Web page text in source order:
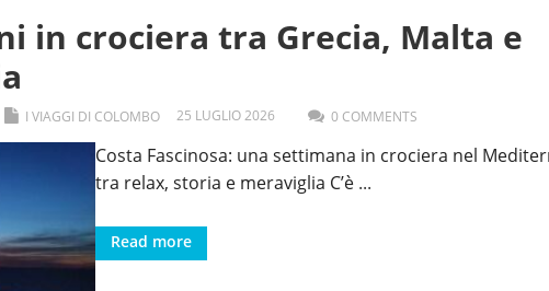
in crociera tra Grecia, Malta e
I VIAGGI DI COLOMBO 25 LUGLIO2026 0 COMMENTS
Costa Fascinosa: una settimana in crociera nel
tra relax, storia e meraviglia C’è ...
Read more